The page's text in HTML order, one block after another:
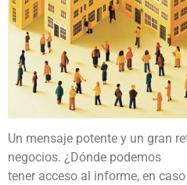
Un mensaje potente y un gran
negocios. ¿Dónde podemos
tener acceso al informe, en